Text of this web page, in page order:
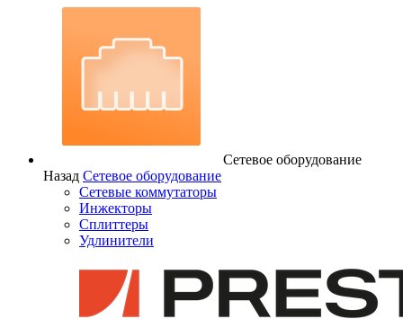
Сетевое оборудование
Назад Сетевое оборудование
Сетевые коммутаторы
Инжекторы
Сплиттеры
Удлинители